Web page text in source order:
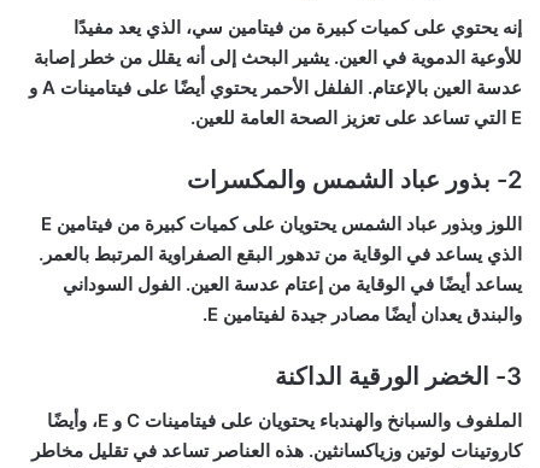
إنه يحتوي على كميات كبيرة من فيتامين سي، الذي يعد مفيدًا
للأوعية الدموية في العين. يشير البحث إلى أنه يقلل من خطر إصابة
عدسة العين بالإعتام. الفلفل الأحمر يحتوي أيضًا على فيتامينات A و
E التي تساعد على تعزيز الصحة العامة للعين.
2- بذور عباد الشمس والمكسرات
اللوز وبذور عباد الشمس يحتويان على كميات كبيرة من فيتامين E
الذي يساعد في الوقاية من تدهور البقع الصفراوية المرتبط بالعمر.
يساعد أيضًا في الوقاية من إعتام عدسة العين. الفول السوداني
والبندق يعدان أيضًا مصادر جيدة لفيتامين E.
3- الخضر الورقية الداكنة
الملفوف والسبانخ والهندباء يحتويان على فيتامينات C و E، وأيضًا
كاروتينات لوتين وزياكسانثين. هذه العناصر تساعد في تقليل مخاطر